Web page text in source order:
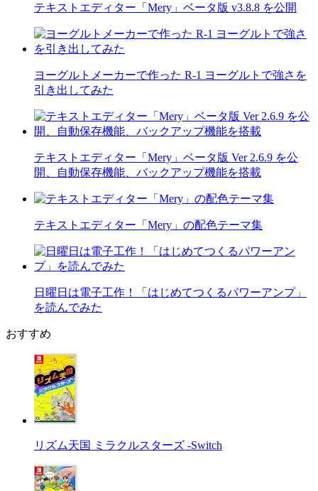
テキストエディター「Mery」ベータ版 v3.8.8 を公開
ヨーグルトメーカーで作った R-1 ヨーグルトで強さを
引き出してみた
テキストエディター「Mery」ベータ版 Ver 2.6.9 を公
開、自動保存機能、バックアップ機能を搭載
テキストエディター「Mery」の配色テーマ集
日曜日は電子工作！「はじめてつくるパワーアンプ」
を読んでみた
おすすめ
リズム天国 ミラクルスターズ -Switch